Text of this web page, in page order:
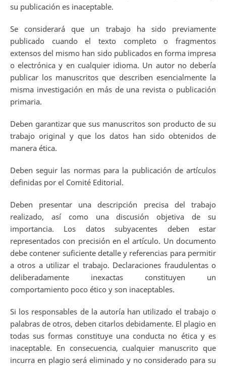
su publicación es inaceptable.
Se considerará que un trabajo ha sido previamente
publicado cuando el texto completo o fragmentos
extensos del mismo han sido publicados en forma impresa
o electrónica y en cualquier idioma. Un autor no debería
publicar los manuscritos que describen esencialmente la
misma investigación en más de una revista o publicación
primaria.
Deben garantizar que sus manuscritos son producto de su
trabajo original y que los datos han sido obtenidos de
manera ética.
Deben seguir las normas para la publicación de artículos
definidas por el Comité Editorial.
Deben presentar una descripción precisa del trabajo
realizado, así como una discusión objetiva de su
importancia. Los datos subyacentes deben estar
representados con precisión en el artículo. Un documento
debe contener suficiente detalle y referencias para permitir
a otros a utilizar el trabajo. Declaraciones fraudulentas o
deliberadamente inexactas constituyen un
comportamiento poco ético y son inaceptables.
Si los responsables de la autoría han utilizado el trabajo o
palabras de otros, deben citarlos debidamente. El plagio en
todas sus formas constituye una conducta no ética y es
inaceptable. En consecuencia, cualquier manuscrito que
incurra en plagio será eliminado y no considerado para su